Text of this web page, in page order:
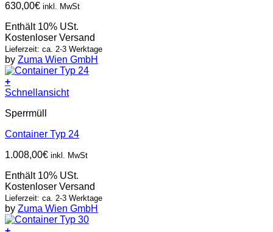
630,00€ inkl. MwSt
Enthält 10% USt.
Kostenloser Versand
Lieferzeit: ca. 2-3 Werktage
by Zuma Wien GmbH
+
Schnellansicht
Sperrmüll
Container Typ 24
1.008,00€ inkl. MwSt
Enthält 10% USt.
Kostenloser Versand
Lieferzeit: ca. 2-3 Werktage
by Zuma Wien GmbH